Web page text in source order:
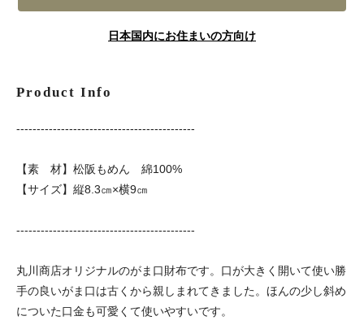
日本国内にお住まいの方向け
Product Info
--------------------------------------------
【素 材】松阪もめん 綿100%
【サイズ】縦8.3㎝×横9㎝
--------------------------------------------
丸川商店オリジナルのがま口財布です。口が大きく開いて使い勝
手の良いがま口は古くから親しまれてきました。ほんの少し斜め
についた口金も可愛くて使いやすいです。